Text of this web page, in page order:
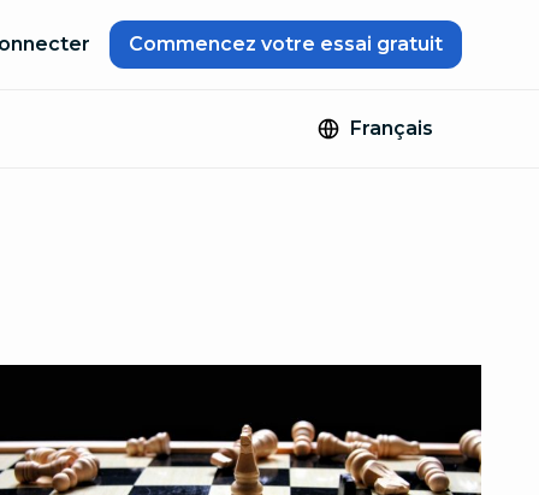
Commencez votre essai gratuit
Français